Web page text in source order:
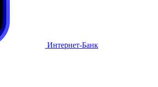
Интернет-Банк